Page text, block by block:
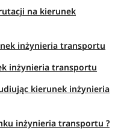
na kierunek
inżynieria transportu
inżynieria transportu
kierunek inżynieria
inżynieria transportu ?